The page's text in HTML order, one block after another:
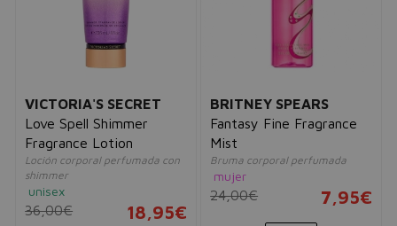
VICTORIA'S SECRET
Love Spell Shimmer
Fragrance Lotion
Loción corporal perfumada con
shimmer
unisex
36,00€ 18,95€
BRITNEY SPEARS
Fantasy Fine Fragrance
Mist
Bruma corporal perfumada
mujer
24,00€ 7,95€